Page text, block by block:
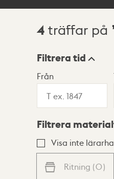
Sökresultat
4 träffar på
Visningsläge
Lista
Filtrera tid
Från
Filtrera
Visa inte
Ritning (0)